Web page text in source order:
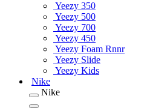
Yeezy 350
Yeezy 500
Yeezy 700
Yeezy 450
Yeezy Foam Rnnr
Yeezy Slide
Yeezy Kids
Nike
Nike